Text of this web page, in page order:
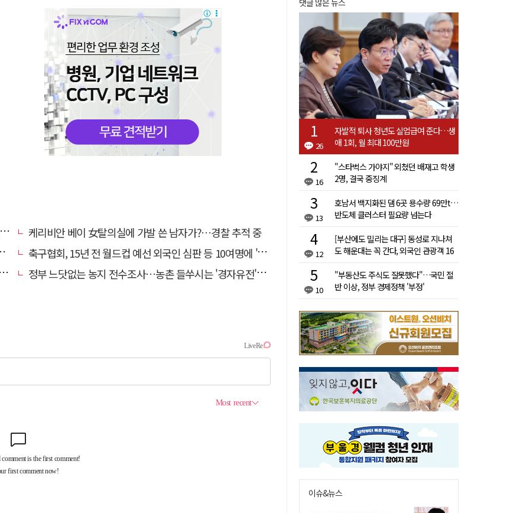
케리비안 베이 女탈의실에 가발 쓴 남자가?…경찰 추적 중
축구협회, 15년 전 월드컵 예선 외국인 심판 등 10여명에 '성 접대'
정부 느닷없는 농지 전수조사…농촌 들쑤시는 '경자유전'의 칼날
댓글 많은 뉴스
26
자발적 퇴사 청년도 실업급여 준다…생
애 1회, 월 최대 100만원
16
"스타벅스 가야지" 외쳤던 배재고 학생
2명, 결국 중징계
13
호남서 백지화된 댐 6곳 용수량 69만t…
반도체 클러스터 필요량 넘는다
12
[부산에도 밀리는 대구] 동성로 지나쳐
도 해운대는 꼭 간다, 외국인 관광객 16
10
"부동산도 주식도 잘못했다"…국민 절
반 이상, 정부 경제정책 '부정'
이슈&뉴스